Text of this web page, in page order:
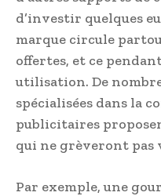
d’investir quelques
marque circule
offertes, et ce
utilisation. De
spécialisées dans la
publicitaires
qui ne grèveront
Par exemple, une